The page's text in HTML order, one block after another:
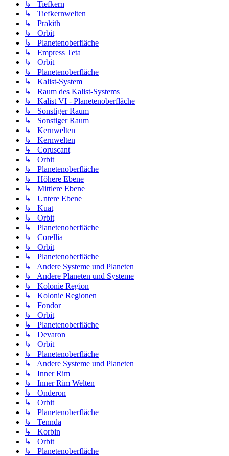
↳ Tiefkern
↳ Tiefkernwelten
↳ Prakith
↳ Orbit
↳ Planetenoberfläche
↳ Empress Teta
↳ Orbit
↳ Planetenoberfläche
↳ Kalist-System
↳ Raum des Kalist-Systems
↳ Kalist VI - Planetenoberfläche
↳ Sonstiger Raum
↳ Sonstiger Raum
↳ Kernwelten
↳ Kernwelten
↳ Coruscant
↳ Orbit
↳ Planetenoberfläche
↳ Höhere Ebene
↳ Mittlere Ebene
↳ Untere Ebene
↳ Kuat
↳ Orbit
↳ Planetenoberfläche
↳ Corellia
↳ Orbit
↳ Planetenoberfläche
↳ Andere Systeme und Planeten
↳ Andere Planeten und Systeme
↳ Kolonie Region
↳ Kolonie Regionen
↳ Fondor
↳ Orbit
↳ Planetenoberfläche
↳ Devaron
↳ Orbit
↳ Planetenoberfläche
↳ Andere Systeme und Planeten
↳ Inner Rim
↳ Inner Rim Welten
↳ Onderon
↳ Orbit
↳ Planetenoberfläche
↳ Tennda
↳ Korbin
↳ Orbit
↳ Planetenoberfläche